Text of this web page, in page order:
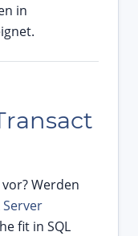
in
Werden
Server
fit in SQL